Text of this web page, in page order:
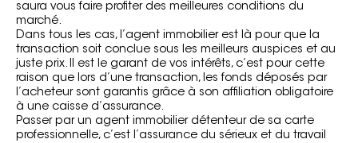
saura vous faire profiter des meilleures conditions du
marché.
Dans tous les cas, l’agent immobilier est là pour que la
transaction soit conclue sous les meilleurs auspices et au
juste prix. Il est le garant de vos intérêts, c’est pour cette
raison que lors d’une transaction, les fonds déposés par
l’acheteur sont garantis grâce à son affiliation obligatoire
à une caisse d’assurance.
Passer par un agent immobilier détenteur de sa carte
professionnelle, c’est l’assurance du sérieux et du travail